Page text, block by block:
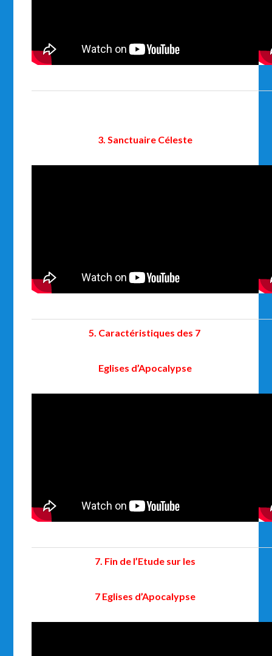
3. Sanctuaire Céleste
5. Caractéristiques des 7
Eglises d’Apocalypse
7. Fin de l’Etude sur les
7 Eglises d’Apocalypse